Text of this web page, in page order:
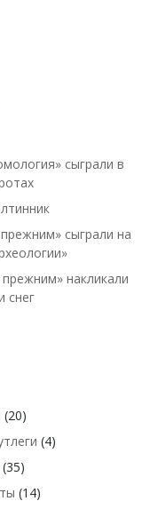
сыграли в
сыграли на
накликали
снег
(20)
(4)
(35)
(14)